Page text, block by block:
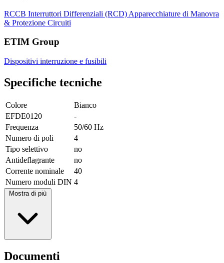
RCCB Interruttori Differenziali (RCD) Apparecchiature di Manovra
& Protezione Circuiti
ETIM Group
Dispositivi interruzione e fusibili
Specifiche tecniche
Colore
Bianco
EFDE0120
-
Frequenza
50/60 Hz
Numero di poli
4
Tipo selettivo
no
Antideflagrante
no
Corrente nominale
40
Numero moduli DIN 4
Mostra di più
Documenti